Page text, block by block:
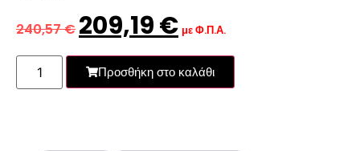
240,57€ 209,19€ με Φ.Π.Α.
Προσθήκη στο καλάθι